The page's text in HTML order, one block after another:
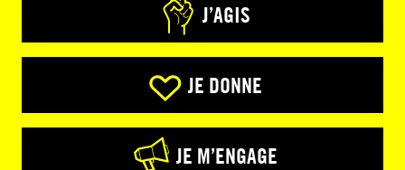
J’AGIS
JE DONNE
JE M’ENGAGE